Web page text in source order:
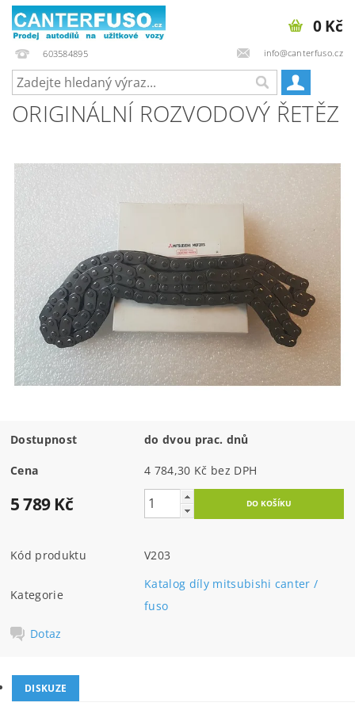
603584895 info@canterfuso.cz
0 Kč
ORIGINÁLNÍ ROZVODOVÝ ŘETĚZ
Dostupnost do dvou prac. dnů
Cena 4 784,30 Kč bez DPH
5 789 Kč
Kód produktu V203
Kategorie
Katalog díly mitsubishi canter /
fuso
Dotaz
DISKUZE